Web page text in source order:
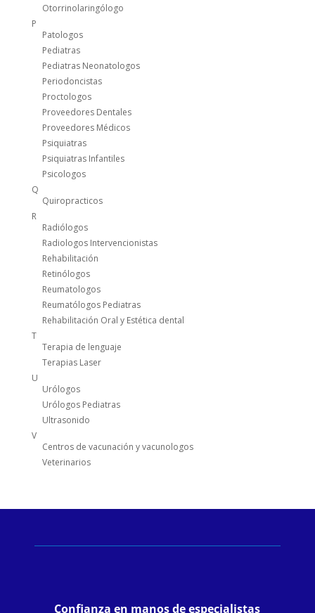
Otorrinolaringólogo
P
Patologos
Pediatras
Pediatras Neonatologos
Periodoncistas
Proctologos
Proveedores Dentales
Proveedores Médicos
Psiquiatras
Psiquiatras Infantiles
Psicologos
Q
Quiropracticos
R
Radiólogos
Radiologos Intervencionistas
Rehabilitación
Retinólogos
Reumatologos
Reumatólogos Pediatras
Rehabilitación Oral y Estética dental
T
Terapia de lenguaje
Terapias Laser
U
Urólogos
Urólogos Pediatras
Ultrasonido
V
Centros de vacunación y vacunologos
Veterinarios
Confianza en manos de especialistas